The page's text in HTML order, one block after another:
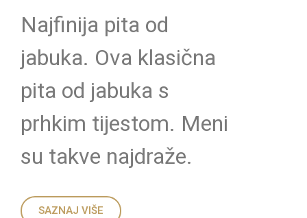
Najfinija pita od
jabuka. Ova klasična
pita od jabuka s
prhkim tijestom. Meni
su takve najdraže.
SAZNAJ VIŠE